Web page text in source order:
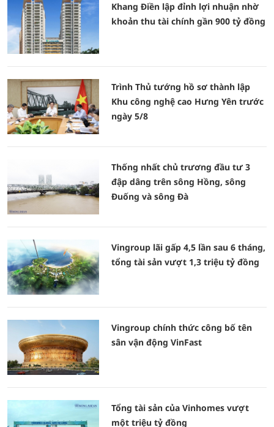
Khang Điền lập đỉnh lợi nhuận nhờ
khoản thu tài chính gần 900 tỷ đồng
Trình Thủ tướng hồ sơ thành lập
Khu công nghệ cao Hưng Yên trước
ngày 5/8
Thống nhất chủ trương đầu tư 3
đập dâng trên sông Hồng, sông
Đuống và sông Đà
Vingroup lãi gấp 4,5 lần sau 6 tháng,
tổng tài sản vượt 1,3 triệu tỷ đồng
Vingroup chính thức công bố tên
sân vận động VinFast
Tổng tài sản của Vinhomes vượt
một triệu tỷ đồng